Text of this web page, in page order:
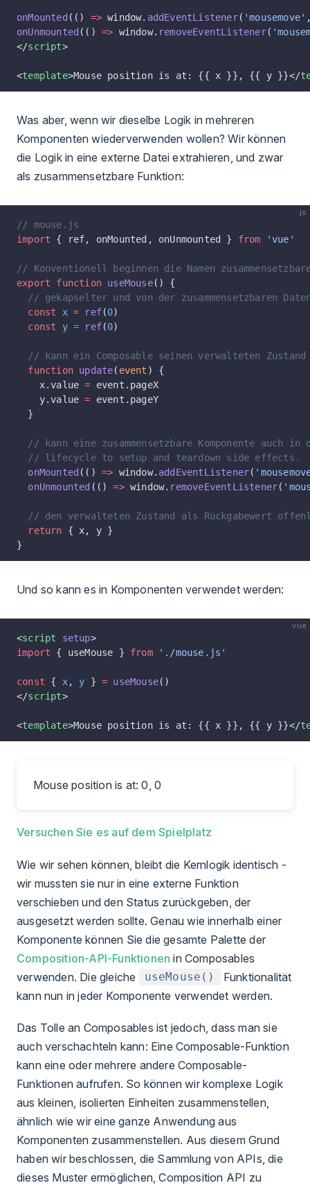
onMounted (() => window. addEventListener( 'mousemove'
onUnmounted (() => window. removeEventListener(
</script>
<template>Mouse position is at: {{ x }}, {{ y }}</
Was aber, wenn wir dieselbe Logik in mehreren
Komponenten wiederverwenden wollen? Wir können
die Logik in eine externe Datei extrahieren, und zwar
als zusammensetzbare Funktion:
js
// mouse.js
import { ref, onMounted, onUnmounted } from 'vue'
// Konventionell beginnen die Namen
export function useMouse() {
// gekapselter und von der zusammensetzbaren
  const
x = ref(0)
  const
y = ref(0)
// kann ein Composable seinen verwalteten
  function
update( event ) {
    x.value
= event.pageX
    y.value
= event.pageY
  }
// kann eine zusammensetzbare Komponente auch in
  // lifecycle to setup and teardown side effects.
  onMounted
(() => window. addEventListener(
  onUnmounted
(() => window. removeEventListener(
// den verwalteten Zustand als Rückgabewert
  return
{ x, y }
}
Und so kann es in Komponenten verwendet werden:
vue
<script setup>
import { useMouse } from './mouse.js'
const { x, y } = useMouse()
</script>
<template>Mouse position is at: {{ x }}, {{ y }}</
Mouse position is at: 0, 0
Versuchen Sie es auf dem Spielplatz
Wie wir sehen können, bleibt die Kernlogik identisch -
wir mussten sie nur in eine externe Funktion
verschieben und den Status zurückgeben, der
ausgesetzt werden sollte. Genau wie innerhalb einer
Komponente können Sie die gesamte Palette der
Composition-API-Funktionen in Composables
verwenden. Die gleiche
useMouse()
Funktionalität
kann nun in jeder Komponente verwendet werden.
Das Tolle an Composables ist jedoch, dass man sie
auch verschachteln kann: Eine Composable-Funktion
kann eine oder mehrere andere Composable-
Funktionen aufrufen. So können wir komplexe Logik
aus kleinen, isolierten Einheiten zusammenstellen,
ähnlich wie wir eine ganze Anwendung aus
Komponenten zusammenstellen. Aus diesem Grund
haben wir beschlossen, die Sammlung von APIs, die
dieses Muster ermöglichen, Composition API zu